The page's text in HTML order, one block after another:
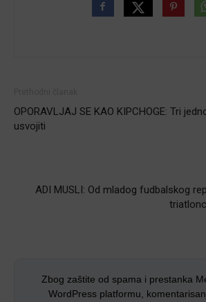
OPORAVLJAJ SE KAO KIPCHOGE: Tri
usvojiti
ADI MUSLI: Od mladog fudbalskog
Zbog zaštite od spama i prestanka
WordPress platformu,